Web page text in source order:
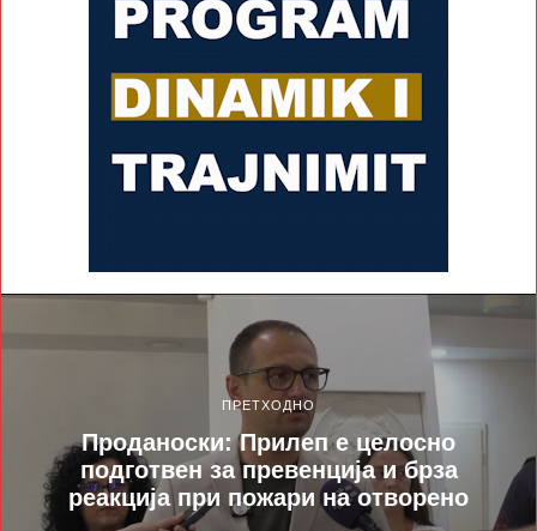
ПРЕТХОДНО
Проданоски: Прилеп е целосно
подготвен за превенција и брза
реакција при пожари на отворено